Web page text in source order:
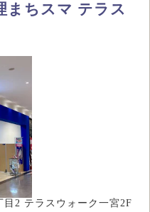
まちスマ テラス
2 テラスウォーク一宮2F